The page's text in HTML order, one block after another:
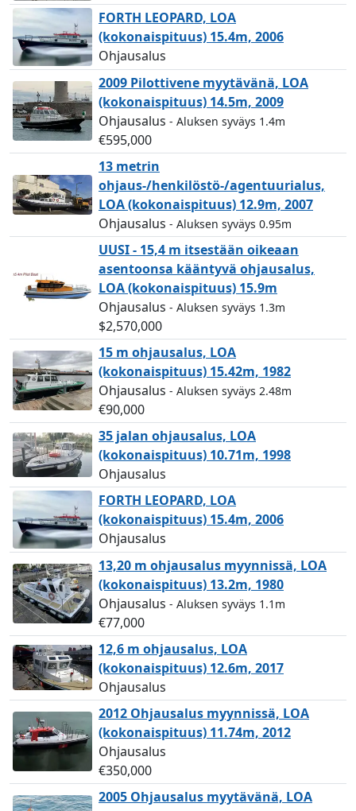
FORTH LEOPARD, LOA
(kokonaispituus) 15.4m, 2006
Ohjausalus
2009 Pilottivene myytävänä, LOA
(kokonaispituus) 14.5m, 2009
Ohjausalus - Aluksen syväys 1.4m
€595,000
13 metrin
ohjaus-/henkilöstö-/agentuurialus,
LOA (kokonaispituus) 12.9m, 2007
Ohjausalus - Aluksen syväys 0.95m
UUSI - 15,4 m itsestään oikeaan
asentoonsa kääntyvä ohjausalus,
LOA (kokonaispituus) 15.9m
Ohjausalus - Aluksen syväys 1.3m
$2,570,000
15 m ohjausalus, LOA
(kokonaispituus) 15.42m, 1982
Ohjausalus - Aluksen syväys 2.48m
€90,000
35 jalan ohjausalus, LOA
(kokonaispituus) 10.71m, 1998
Ohjausalus
FORTH LEOPARD, LOA
(kokonaispituus) 15.4m, 2006
Ohjausalus
13,20 m ohjausalus myynnissä, LOA
(kokonaispituus) 13.2m, 1980
Ohjausalus - Aluksen syväys 1.1m
€77,000
12,6 m ohjausalus, LOA
(kokonaispituus) 12.6m, 2017
Ohjausalus
2012 Ohjausalus myynnissä, LOA
(kokonaispituus) 11.74m, 2012
Ohjausalus
€350,000
2005 Ohjausalus myytävänä, LOA